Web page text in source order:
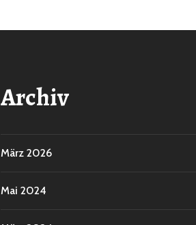
Archiv
März 2026
Mai 2024